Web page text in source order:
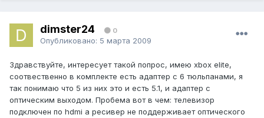
dimster24 0
Опубликовано: 5 марта 2009
Здравствуйте, интересует такой попрос, имею xbox elite,
соотвественно в комплекте есть адаптер с 6 тюльпанами, я
так понимаю что 5 из них это и есть 5.1, и адаптер с
оптическим выходом. Пробема вот в чем: телевизор
подключен по hdmi а ресивер не поддерживает оптического